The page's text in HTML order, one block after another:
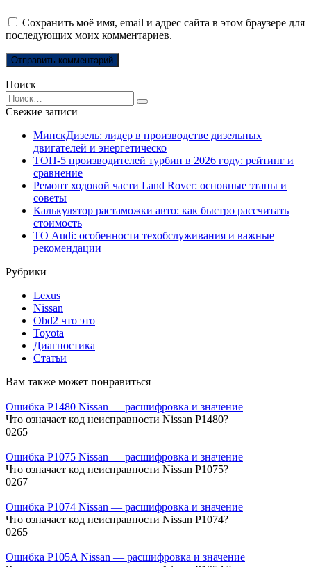
Сохранить моё имя, email и адрес сайта в этом браузере для
последующих моих комментариев.
Поиск
Search
for:
Свежие записи
МинскДизель: лидер в производстве дизельных
двигателей и энергетическо
ТОП-5 производителей турбин в 2026 году: рейтинг и
сравнение
Ремонт ходовой части Land Rover: основные этапы и
советы
Калькулятор растаможки авто: как быстро рассчитать
стоимость
ТО Audi: особенности техобслуживания и важные
рекомендации
Рубрики
Lexus
Nissan
Obd2 что это
Toyota
Диагностика
Статьи
Вам также может понравиться
Ошибка P1480 Nissan — расшифровка и значение
Что означает код неисправности Nissan P1480?
0265
Ошибка P1075 Nissan — расшифровка и значение
Что означает код неисправности Nissan P1075?
0267
Ошибка P1074 Nissan — расшифровка и значение
Что означает код неисправности Nissan P1074?
0265
Ошибка P105A Nissan — расшифровка и значение